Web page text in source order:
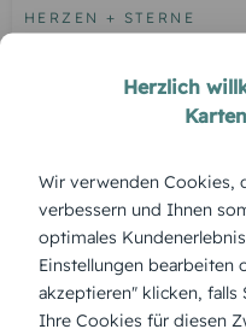
HERZEN + STERNE
Produktbeschreibung
Die Dankeskarte zur
Leichtigkeit und ein
funkelndes Dankeschön
Herzlich
Wir verwenden Cookies,
verbessern und Ihnen
optimales
Einstellungen bearbeiten
akzeptieren" klicken, falls
Ihre Cookies für diesen